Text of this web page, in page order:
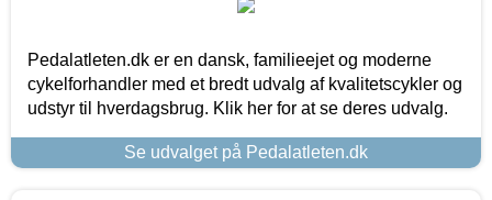
Pedalatleten.dk er en dansk, familieejet og moderne
cykelforhandler med et bredt udvalg af kvalitetscykler og
udstyr til hverdagsbrug. Klik her for at se deres udvalg.
Se udvalget på Pedalatleten.dk